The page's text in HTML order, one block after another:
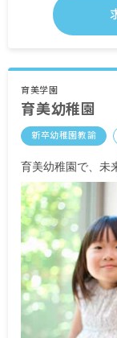
育美学園
育美幼稚園
新卒幼稚園教諭
育美幼稚園で、未